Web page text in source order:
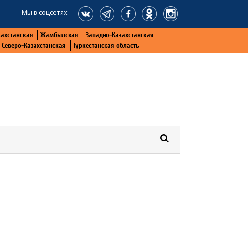
Мы в соцсетях:
Жамбылская
Западно-Казахстанская
Северо-Казахстанская Туркестанская область